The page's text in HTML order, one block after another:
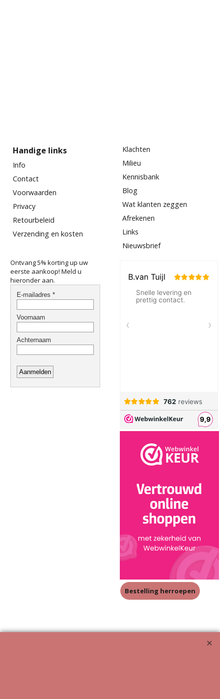
BRIWAX
Briwax, de sterke meubelwas of boenwas uit Engeland
Handige links
Info
Contact
Voorwaarden
Privacy
Retourbeleid
Verzending en kosten
Klachten
Milieu
Kennisbank
Blog
Wat klanten zeggen
Afrekenen
Links
Nieuwsbrief
Ontvang 5% korting up uw
eerste aankoop! Meld u
hieronder aan.
Bestelling herroepen
Meubeluniek's Meubelrestauratieshop: Met glans de beste!!